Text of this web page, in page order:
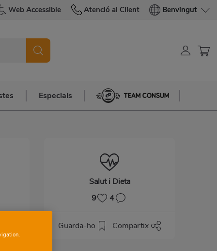
Web Accessible Atenció al Client Benvingut
Especials Team Consum
Salut i Dieta
9
4
Guarda-ho Compartix